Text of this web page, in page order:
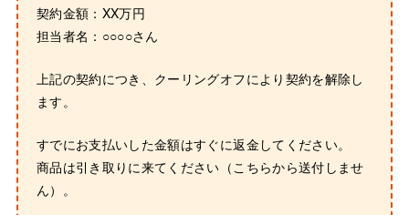
契約金額：XX万円
担当者名：○○○○さん
上記の契約につき、クーリングオフにより契約を解除し
ます。
すでにお支払いした金額はすぐに返金してください。
商品は引き取りに来てください（こちらから送付しませ
ん）。